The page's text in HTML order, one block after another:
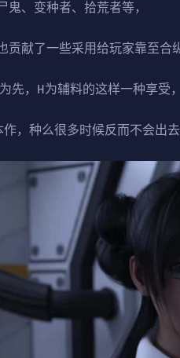
、变种者、拾荒者等，
献了一些采用给玩家靠至合
先，H为辅料的这样一种享受，
，种么很多时候反而不会出去